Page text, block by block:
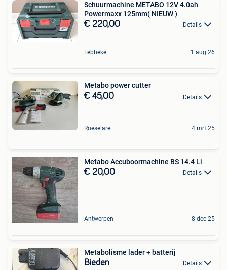
Schuurmachine METABO 12V 4.0ah
Powermaxx 125mm( NIEUW )
€ 220,00 Details
Lebbeke 1 aug 26
Metabo power cutter
€ 45,00 Details
Roeselare 4 mrt 25
Metabo Accuboormachine BS 14.4 Li
€ 20,00 Details
Antwerpen 8 dec 25
Metabolisme lader + batterij
Bieden Details